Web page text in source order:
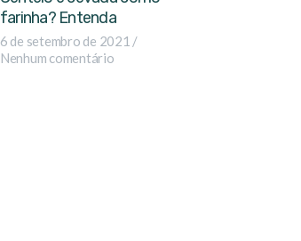
farinha? Entenda
6 de setembro de 2021
Nenhum comentário